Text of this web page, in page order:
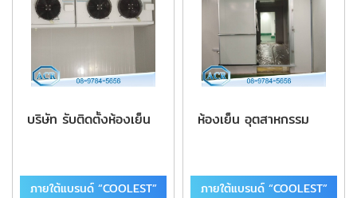
บริษัท รับติดตั้งห้องเย็น
ภายใต้แบรนด์ “COOLEST”
ห้องเย็น อุตสาหกรรม
ภายใต้แบรนด์ “COOLEST”